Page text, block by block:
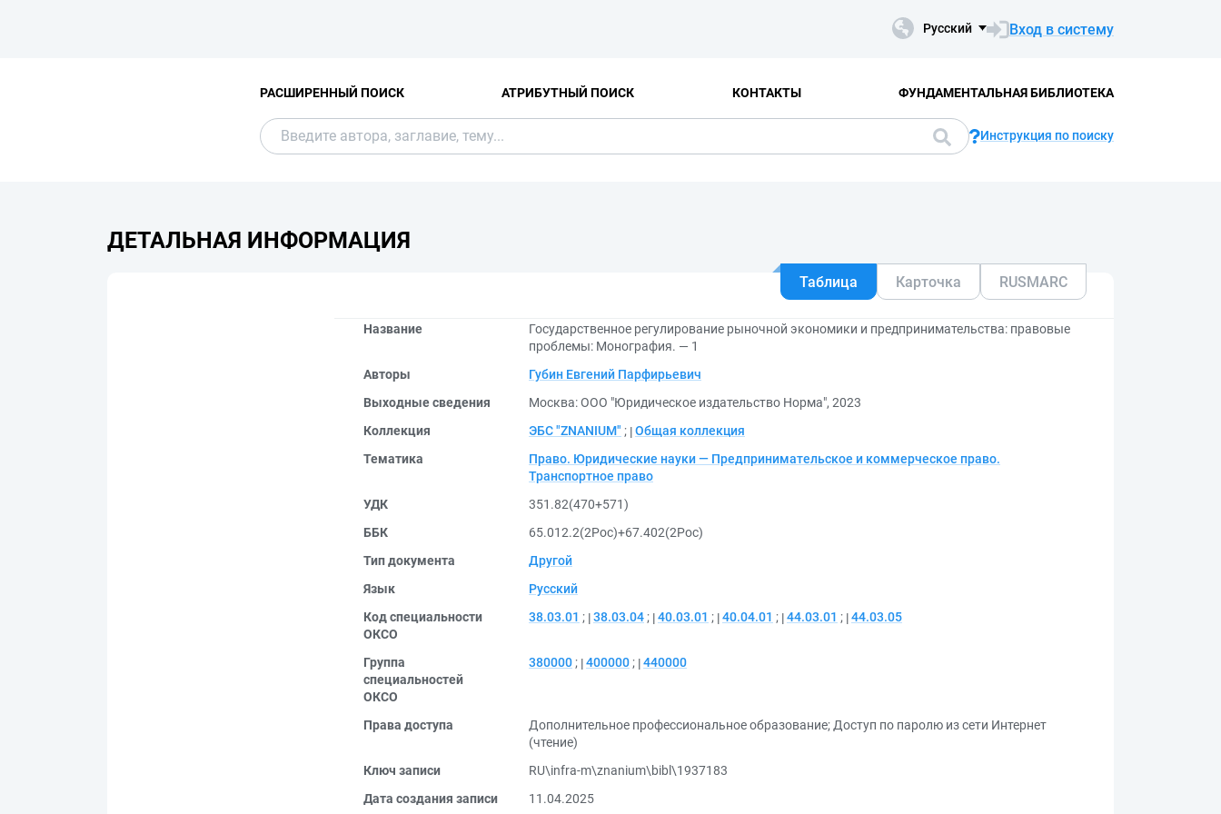
Русский Вход в систему
РАСШИРЕННЫЙ ПОИСК АТРИБУТНЫЙ ПОИСК КОНТАКТЫ ФУНДАМЕНТАЛЬНАЯ БИБЛИОТЕКА
Инструкция по поиску
ДЕТАЛЬНАЯ ИНФОРМАЦИЯ
Таблица Карточка RUSMARC
Название
Государственное регулирование рыночной экономики и предпринимательства: правовые
проблемы: Монография. — 1
Авторы
Губин Евгений Парфирьевич
Выходные сведения
Москва: ООО "Юридическое издательство Норма", 2023
Коллекция
ЭБС "ZNANIUM" ; Общая коллекция
Тематика
Право. Юридические науки — Предпринимательское и коммерческое право.
Транспортное право
УДК
351.82(470+571)
ББК
65.012.2(2Poc)+67.402(2Poc)
Тип документа
Другой
Язык
Русский
Код специальности
ОКСО
38.03.01 ; 38.03.04 ; 40.03.01 ; 40.04.01 ; 44.03.01 ; 44.03.05
Группа
специальностей
ОКСО
380000 ; 400000 ; 440000
Права доступа Дополнительное профессиональное образование; Доступ по паролю из сети Интернет
(чтение)
Ключ записи
RU\infra-m\znanium\bibl\1937183
Дата создания записи
11.04.2025